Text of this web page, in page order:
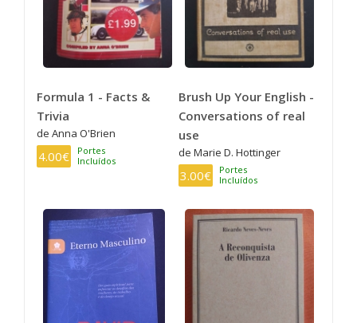
Formula 1 - Facts &
Trivia
de Anna O'Brien
4.00€
Portes
Incluídos
Brush Up Your English -
Conversations of real
use
de Marie D. Hottinger
3.00€
Portes
Incluídos